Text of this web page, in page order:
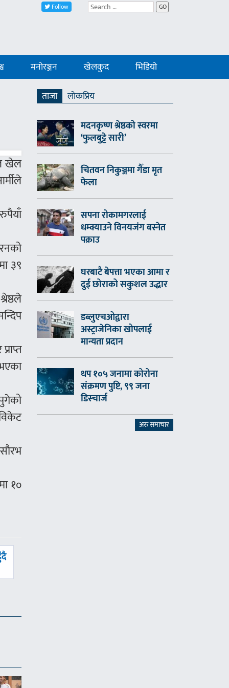
Follow GO
मनोरञ्जन खेलकुद भिडियो
खेल
३९
१०
ताजा
लाेकप्रिय
मदनकृष्ण श्रेष्ठको स्वरमा
‘फुलबुट्टे सारी’
चितवन निकुञ्जमा गैँडा मृत
फेला
सपना रोकामगरलाई
धम्क्याउने विनयजंग बस्नेत
पक्राउ
घरबाटै बेपत्ता भएका आमा र
दुई छोराको सकुशल उद्धार
डब्लुएचओद्वारा
अस्ट्राजेनिका खोपलाई
मान्यता प्रदान
थप १०५ जनामा कोरोना
संक्रमण पुष्टि, ९९ जना
डिस्चार्ज
अरु समाचार